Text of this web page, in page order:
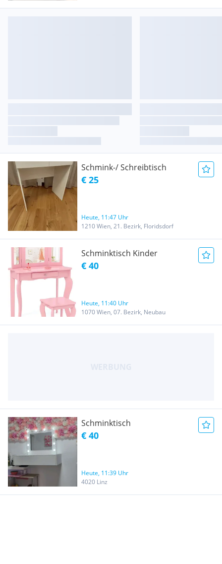
Schmink-/ Schreibtisch
€ 25
Heute, 11:47 Uhr
1210 Wien, 21. Bezirk, Floridsdorf
Schminktisch Kinder
€ 40
Heute, 11:40 Uhr
1070 Wien, 07. Bezirk, Neubau
Schminktisch
€ 40
Heute, 11:39 Uhr
4020 Linz